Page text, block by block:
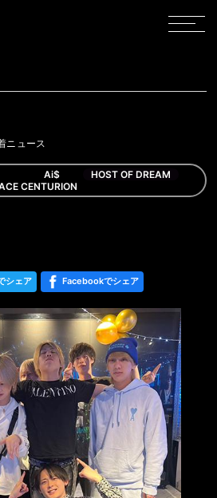
ニュース
Ai$
HOST OF DREAM
CENTURION
シェア Facebookでシェア